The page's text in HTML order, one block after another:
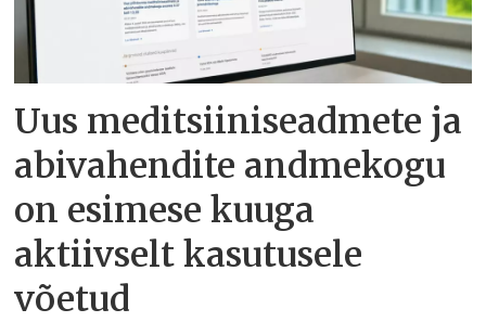
Uus meditsiiniseadmete ja
abivahendite andmekogu
on esimese kuuga
aktiivselt kasutusele
võetud